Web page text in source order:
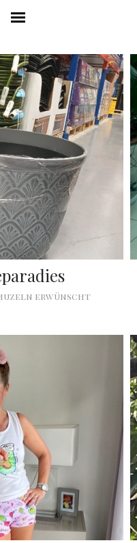
erwünscht